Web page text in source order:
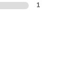
1